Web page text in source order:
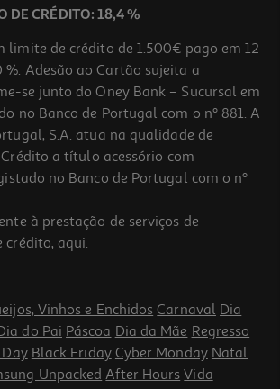
Kick Icon Iphone 17 Promax
DE CRÉDITO: 18,4 %
limite de crédito de 1.500€ pago em 12
%. Adesão ao Cartão sujeita a
se junto do Oney Bank – Sucursal em
no Banco de Portugal com o nº 881. A
S.A. atua na qualidade de
a título acessório com
no Banco de Portugal com o nº
à prestação de serviços de
crédito, aqui.
Vinhos e Enchidos Carnaval Dia
do Pai Páscoa Dia da Mãe Regresso
Black Friday Cyber Monday Natal
Unpacked After Hours Vida